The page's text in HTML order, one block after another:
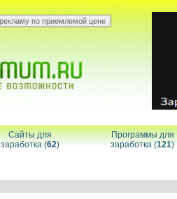
Сайты для
заработка (62)
Программы для
заработка (121)